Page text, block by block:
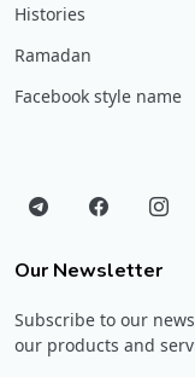
Histories
Ramadan
Facebook style name
Our Newsletter
Subscribe to our
our products and